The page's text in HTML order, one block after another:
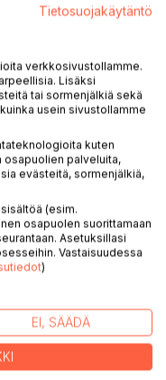
Koneäly viestii
viskiltä tuoksuvaan
Kainuun
spekulatiivisen fiktion
betonikujia.
siinä, mikä on.
Tietosuojakäytäntö
verkkosivustollamme.
Lisäksi
tai sormenjälkiä sekä
usein sivustollamme
kuten
osapuolien palveluita,
evästeitä, sormenjälkiä,
(esim.
osapuolen suorittamaan
Asetuksillasi
Vastaisuudessa
)
EI, SÄÄDÄ